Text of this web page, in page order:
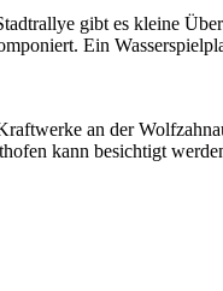
gibt es kleine
Ein
an der
kann besichtigt